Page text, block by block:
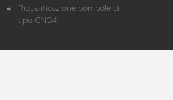
Riqualificazione bombole di
tipo CNG4